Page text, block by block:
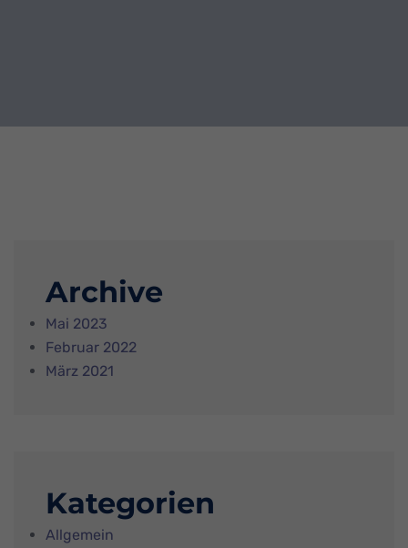
Archive
Mai 2023
Februar 2022
März 2021
Kategorien
Allgemein